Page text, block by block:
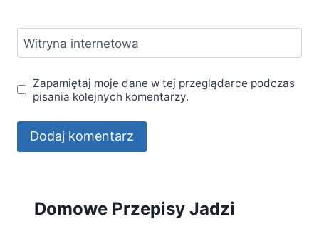
Witryna internetowa
Zapamiętaj moje dane w tej przeglądarce podczas
pisania kolejnych komentarzy.
Domowe Przepisy Jadzi